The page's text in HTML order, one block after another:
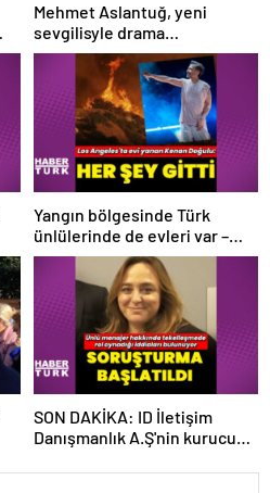
Mehmet Aslantuğ, yeni
sevgilisyle drama
çalışmalarında tanıştı –
Magazin haberleri
Yangın bölgesinde Türk
ünlülerinde de evleri var –
Magazin haberleri
SON DAKİKA: ID İletişim
Danışmanlık A.Ş'nin kurucusu
hakkında resen soruşturma